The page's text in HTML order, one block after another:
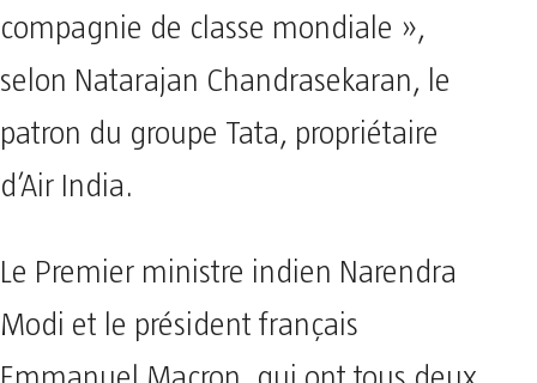
compagnie de classe mondiale »,
selon Natarajan Chandrasekaran, le
patron du groupe Tata, propriétaire
d’Air India.
Le Premier ministre indien Narendra
Modi et le président français